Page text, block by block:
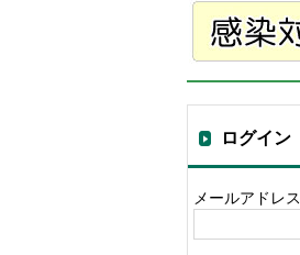
ログイン
メールアドレス